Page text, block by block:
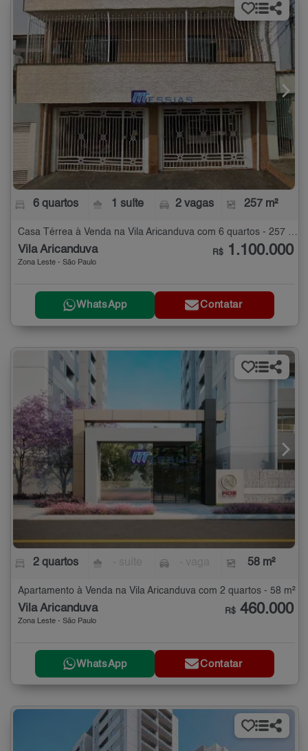
6 quartos 1 suíte 2 vagas 257 m²
Vila Aricanduva
Zona Leste - São Paulo
R$ 1.100.000
WhatsApp Contatar
2 quartos 58 m²
Apartamento à Venda na Vila Aricanduva com 2 quartos - 58 m²
Vila Aricanduva
Zona Leste - São Paulo
R$ 460.000
WhatsApp Contatar